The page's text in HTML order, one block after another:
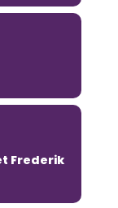
Frederik